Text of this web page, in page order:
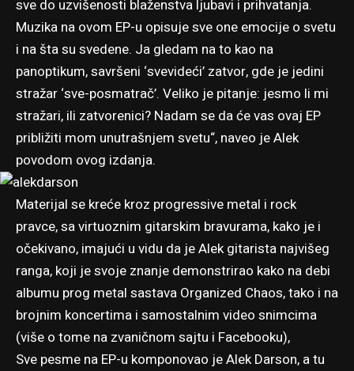
sve do uzvišenosti blaženstva ljubavi i prihvatanja.
Muzika na ovom EP-u opisuje sve one emocije o svetu
i na šta su svedene. Ja gledam na to kao na
panoptikum, savršeni ‘svevideći’ zatvor, gde je jedini
stražar ‘sve-posmatrač’. Veliko je pitanje: jesmo li mi
stražari, ili zatvorenici? Nadam se da će vas ovaj EP
približiti mom unutrašnjem svetu“, naveo je Alek
povodom ovog izdanja.
Materijal se kreće kroz progressive metal i rock
pravce, sa virtuoznim gitarskim bravurama, kako je i
očekivano, imajući u vidu da je Alek gitarista najvišeg
ranga, koji je svoje znanje demonstrirao kako na debi
albumu prog metal sastava Organized Chaos, tako i na
brojnim koncertima i samostalnim video snimcima
(više o tome na zvaničnom sajtu i Facebooku),
Sve pesme na EP-u komponovao je Alek Darson, a tu